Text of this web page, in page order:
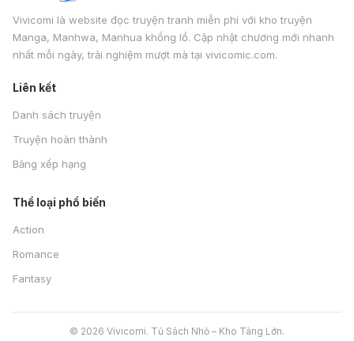
Vivicomi là website đọc truyện tranh miễn phí với kho truyện
Manga, Manhwa, Manhua khổng lồ. Cập nhật chương mới nhanh
nhất mỗi ngày, trải nghiệm mượt mà tại vivicomic.com.
Liên kết
Danh sách truyện
Truyện hoàn thành
Bảng xếp hạng
Thể loại phổ biến
Action
Romance
Fantasy
© 2026 Vivicomi. Tủ Sách Nhỏ – Kho Tàng Lớn.